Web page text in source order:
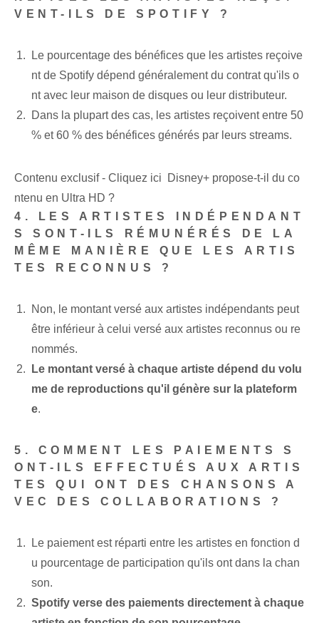
VENT-ILS DE SPOTIFY ?
Le pourcentage des bénéfices que les artistes reçoive
nt de Spotify dépend généralement du contrat qu'ils o
nt avec leur maison de disques ou leur distributeur.
Dans la plupart des cas, les artistes reçoivent entre 50
% et 60 % des bénéfices générés par leurs streams.
Contenu exclusif - Cliquez ici Disney+ propose-t-il du co
ntenu en Ultra HD ?
4. LES ARTISTES INDÉPENDANT
S SONT-ILS RÉMUNÉRÉS DE LA
MÊME MANIÈRE QUE LES ARTIS
TES RECONNUS ?
Non, le montant versé aux artistes indépendants peut
être inférieur à celui versé aux artistes reconnus ou re
nommés.
Le montant versé à chaque artiste dépend du volu
me de reproductions qu'il génère sur la plateform
e.
5. COMMENT LES PAIEMENTS S
ONT-ILS EFFECTUÉS AUX ARTIS
TES QUI ONT DES CHANSONS A
VEC DES COLLABORATIONS ?
Le paiement est réparti entre les artistes en fonction d
u pourcentage de participation qu'ils ont dans la chan
son.
Spotify verse des paiements directement à chaque